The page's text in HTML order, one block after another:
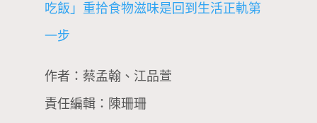
吃飯」重拾食物滋味是回到生活正軌第
一步
作者：蔡孟翰、江品萱
責任編輯：陳珊珊